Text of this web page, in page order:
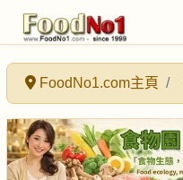
FoodNo1.com主頁